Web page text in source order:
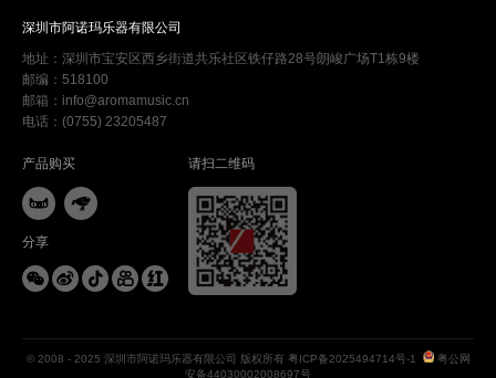
深圳市阿诺玛乐器有限公司
地址：深圳市宝安区西乡街道共乐社区铁仔路28号朗峻广场T1栋9楼
邮编：518100
邮箱：info@aromamusic.cn
电话：(0755) 23205487
产品购买
 
分享
    
请扫二维码
© 2008 - 2025 深圳市阿诺玛乐器有限公司 版权所有 粤ICP备2025494714号-1
粤公网
安备44030002008697号